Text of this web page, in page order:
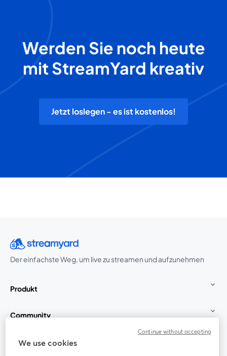
Werden Sie noch heute
mit StreamYard kreativ
Jetzt loslegen - es ist kostenlos!
Der einfachste Weg, um live zu streamen und aufzunehmen
Produkt
Community
StreamYard für
We use cookies
Continue without accepting